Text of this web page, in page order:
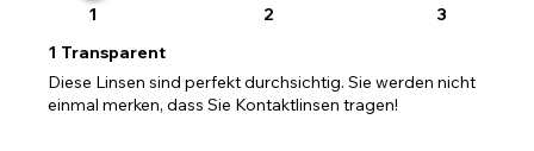
1 2
3
1 Transparent
Diese Linsen sind perfekt durchsichtig. Sie werden nicht
einmal merken, dass Sie Kontaktlinsen tragen!